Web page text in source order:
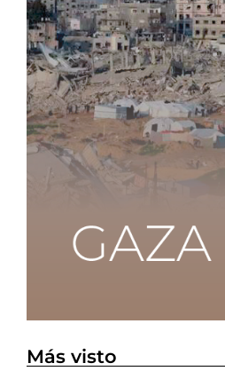
Más visto